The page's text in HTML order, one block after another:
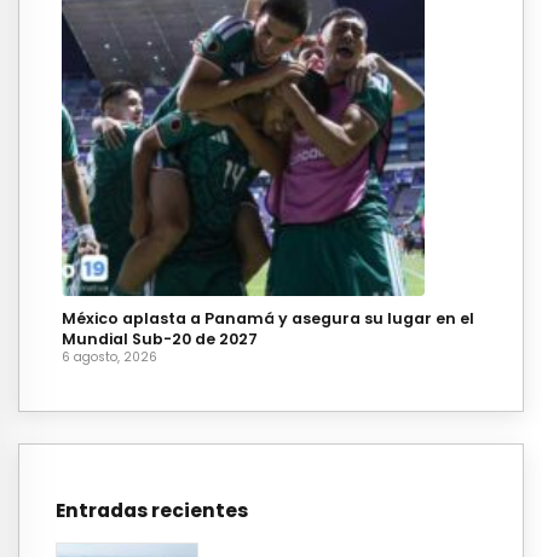
México aplasta a Panamá y asegura su lugar en el
Mundial Sub-20 de 2027
6 agosto, 2026
Entradas recientes